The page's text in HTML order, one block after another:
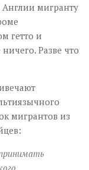
Англии мигранту
гетто и
Разве что
мигрантов из